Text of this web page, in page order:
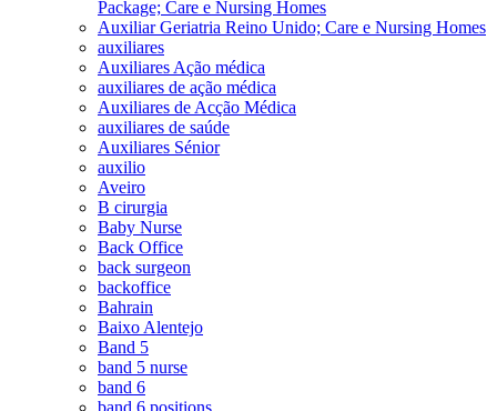
Package; Care e Nursing Homes
Auxiliar Geriatria Reino Unido; Care e Nursing Homes
auxiliares
Auxiliares Ação médica
auxiliares de ação médica
Auxiliares de Acção Médica
auxiliares de saúde
Auxiliares Sénior
auxilio
Aveiro
B cirurgia
Baby Nurse
Back Office
back surgeon
backoffice
Bahrain
Baixo Alentejo
Band 5
band 5 nurse
band 6
band 6 positions